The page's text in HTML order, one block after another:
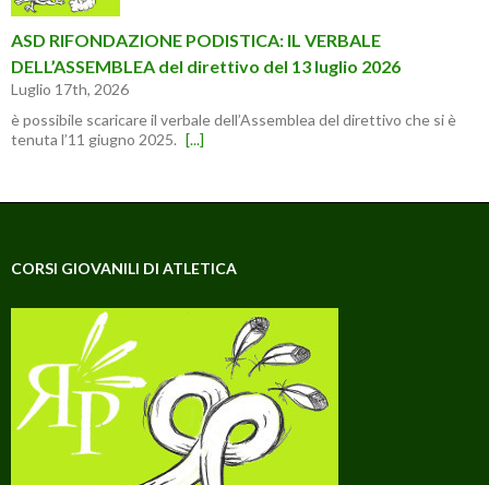
ASD RIFONDAZIONE PODISTICA: IL VERBALE
DELL’ASSEMBLEA del direttivo del 13 luglio 2026
Luglio 17th, 2026
è possibile scaricare il verbale dell’Assemblea del direttivo che si è
tenuta l’11 giugno 2025. [...]
CORSI GIOVANILI DI ATLETICA